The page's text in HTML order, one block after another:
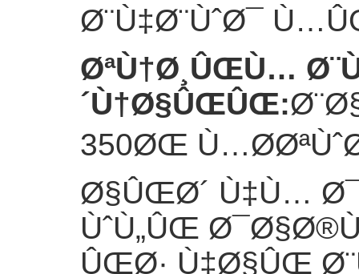
Ø¨Ù‡Ø¨ÙˆØ¯
ØªÙ†Ø¸ÛŒÙ…
´Ù†Ø§ÛŒÛŒ:
350ØŒ
Ø§ÛŒØ´ Ù‡Ù…
ÙˆÙ„ÛŒ
ÛŒØ· Ù‡Ø§ÛŒ